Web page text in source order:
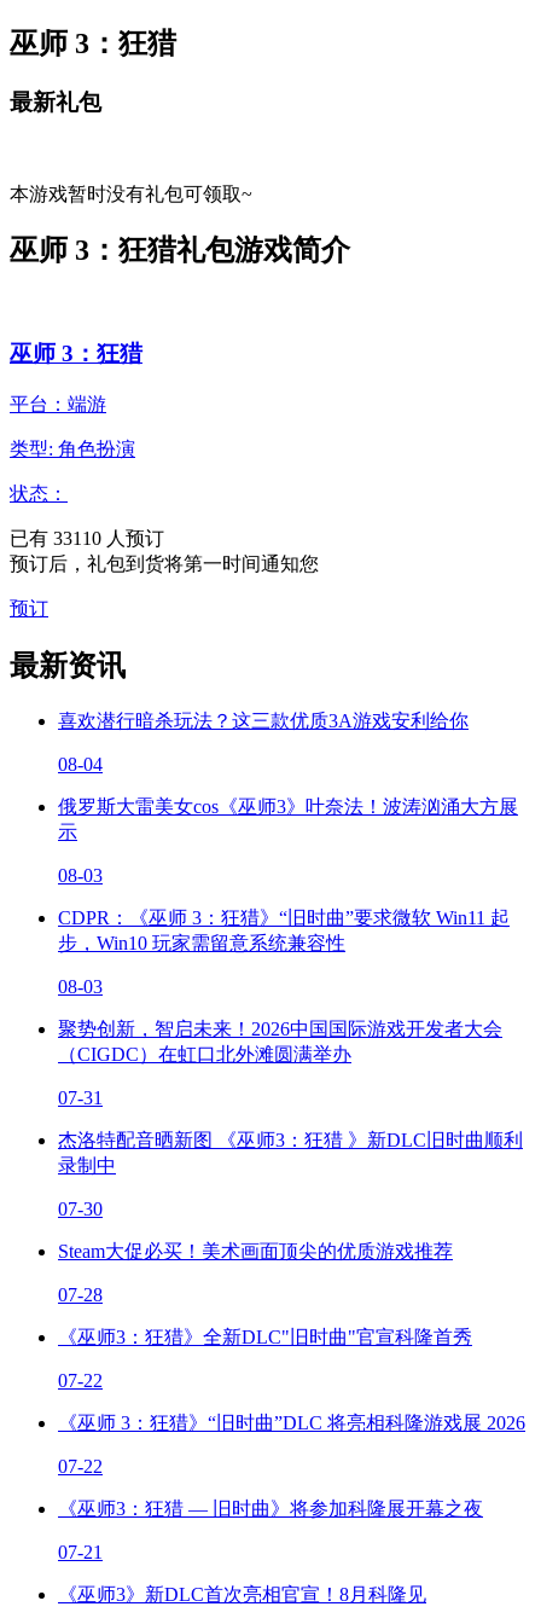
巫师 3：狂猎
最新礼包
本游戏暂时没有礼包可领取~
巫师 3：狂猎礼包游戏简介
巫师 3：狂猎
平台：端游
类型: 角色扮演
状态：
已有 33110 人预订
预订后，礼包到货将第一时间通知您
预订
最新资讯
喜欢潜行暗杀玩法？这三款优质3A游戏安利给你
08-04
俄罗斯大雷美女cos《巫师3》叶奈法！波涛汹涌大方展
示
08-03
CDPR：《巫师 3：狂猎》“旧时曲”要求微软 Win11 起
步，Win10 玩家需留意系统兼容性
08-03
聚势创新，智启未来！2026中国国际游戏开发者大会
（CIGDC）在虹口北外滩圆满举办
07-31
杰洛特配音晒新图 《巫师3：狂猎 》新DLC旧时曲顺利
录制中
07-30
Steam大促必买！美术画面顶尖的优质游戏推荐
07-28
《巫师3：狂猎》全新DLC"旧时曲"官宣科隆首秀
07-22
《巫师 3：狂猎》“旧时曲”DLC 将亮相科隆游戏展 2026
07-22
《巫师3：狂猎 — 旧时曲》将参加科隆展开幕之夜
07-21
《巫师3》新DLC首次亮相官宣！8月科隆见